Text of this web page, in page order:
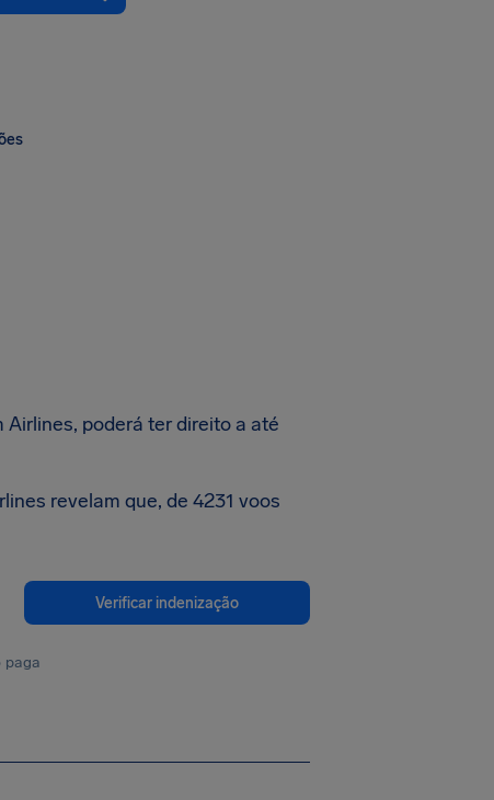
poderá ter direito a até
revelam que, de 4231 voos
Verificar indenização
paga